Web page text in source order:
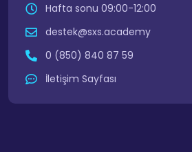
Hafta sonu 09:00-12:00
destek@sxs.academy
0 (850) 840 87 59
İletişim Sayfası